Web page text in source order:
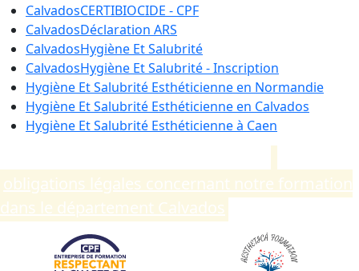
CalvadosCERTIBIOCIDE - CPF
CalvadosDéclaration ARS
CalvadosHygiène Et Salubrité
CalvadosHygiène Et Salubrité - Inscription
Hygiène Et Salubrité Esthéticienne en Normandie
Hygiène Et Salubrité Esthéticienne en Calvados
Hygiène Et Salubrité Esthéticienne à Caen
obligations légales concernant notre formation
dans le département Calvados